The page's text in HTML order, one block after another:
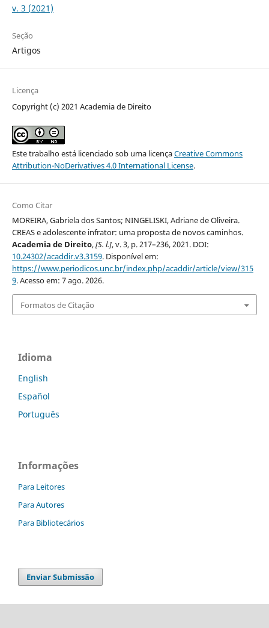
v. 3 (2021)
Seção
Artigos
Licença
Copyright (c) 2021 Academia de Direito
Este trabalho está licenciado sob uma licençaCreative Commons
Attribution-NoDerivatives 4.0 International License.
Como Citar
MOREIRA, Gabriela dos Santos; NINGELISKI, Adriane de Oliveira.
CREAS e adolescente infrator: uma proposta de novos caminhos.
Academia de Direito,[S. l.], v. 3, p. 217–236, 2021. DOI:
10.24302/acaddir.v3.3159. Disponível em:
https://www.periodicos.unc.br/index.php/acaddir/article/view/315
9. Acesso em: 7 ago. 2026.
Formatos de Citação
Idioma
English
Español
Português
Informações
Para Leitores
Para Autores
Para Bibliotecários
Enviar Submissão